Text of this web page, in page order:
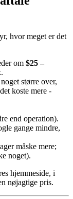
hvor meget er det
om $25 –
større over,
koste mere -
end operation).
gange mindre,
måske mere;
noget).
hjemmeside, i
nøjagtige pris.